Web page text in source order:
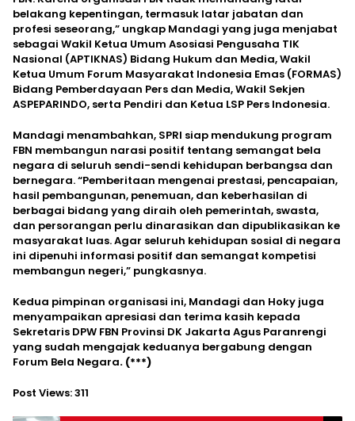
belakang kepentingan, termasuk latar jabatan dan
profesi seseorang,” ungkap Mandagi yang juga menjabat
sebagai Wakil Ketua Umum Asosiasi Pengusaha TIK
Nasional (APTIKNAS) Bidang Hukum dan Media, Wakil
Ketua Umum Forum Masyarakat Indonesia Emas (FORMAS)
Bidang Pemberdayaan Pers dan Media, Wakil Sekjen
ASPEPARINDO, serta Pendiri dan Ketua LSP Pers Indonesia.
Mandagi menambahkan, SPRI siap mendukung program
FBN membangun narasi positif tentang semangat bela
negara di seluruh sendi-sendi kehidupan berbangsa dan
bernegara. “Pemberitaan mengenai prestasi, pencapaian,
hasil pembangunan, penemuan, dan keberhasilan di
berbagai bidang yang diraih oleh pemerintah, swasta,
dan persorangan perlu dinarasikan dan dipublikasikan ke
masyarakat luas. Agar seluruh kehidupan sosial di negara
ini dipenuhi informasi positif dan semangat kompetisi
membangun negeri,” pungkasnya.
Kedua pimpinan organisasi ini, Mandagi dan Hoky juga
menyampaikan apresiasi dan terima kasih kepada
Sekretaris DPW FBN Provinsi DK Jakarta Agus Paranrengi
yang sudah mengajak keduanya bergabung dengan
Forum Bela Negara. (***)
Post Views:311